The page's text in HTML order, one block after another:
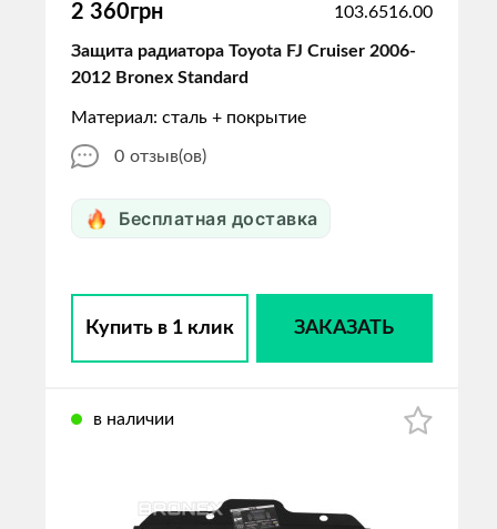
2 360грн 103.6516.00
Защита радиатора Toyota FJ Cruiser 2006-
2012 Bronex Standard
Материал: сталь + покрытие
0 отзыв(ов)
Бесплатная доставка
Купить в 1 клик ЗАКАЗАТЬ
в наличии